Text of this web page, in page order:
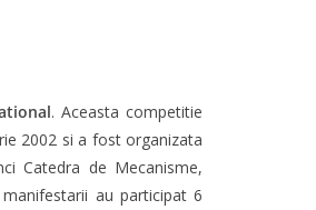
. Aceasta competitie
2002 si a fost organizata
Catedra de Mecanisme,
au participat 6